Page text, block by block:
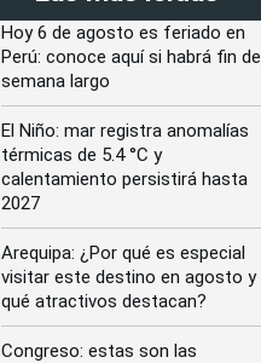
Hoy 6 de agosto es feriado en
Perú: conoce aquí si habrá fin de
semana largo
El Niño: mar registra anomalías
térmicas de 5.4 °C y
calentamiento persistirá hasta
2027
Arequipa: ¿Por qué es especial
visitar este destino en agosto y
qué atractivos destacan?
Congreso: estas son las